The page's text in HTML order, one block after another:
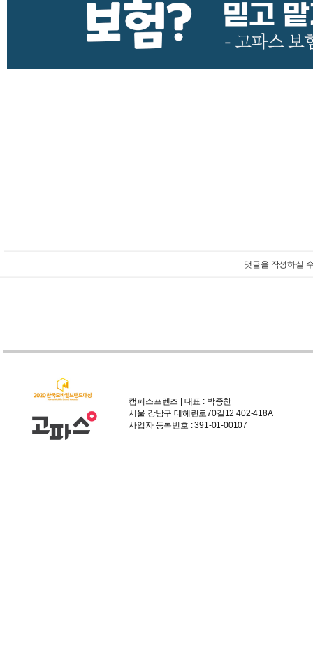
댓글을 작성하실
캠퍼스프렌즈 | 대표 : 박종찬
서울 강남구 테헤란로70길12 402-418A
사업자 등록번호 : 391-01-00107